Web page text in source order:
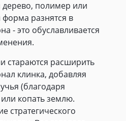
дерево, полимер или
разнятся в
- это обуславливается
стараются расширить
клинка, добавляя
(благодаря
копать землю.
стратегического